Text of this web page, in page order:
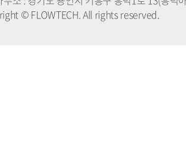
© FLOWTECH. All rights reserved.